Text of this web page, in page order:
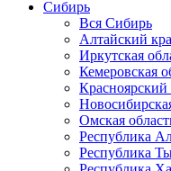
Сибирь
Вся Сибирь
Алтайский
Иркутская
Кемеровская
Красноярский
Омская
Республика
Республика